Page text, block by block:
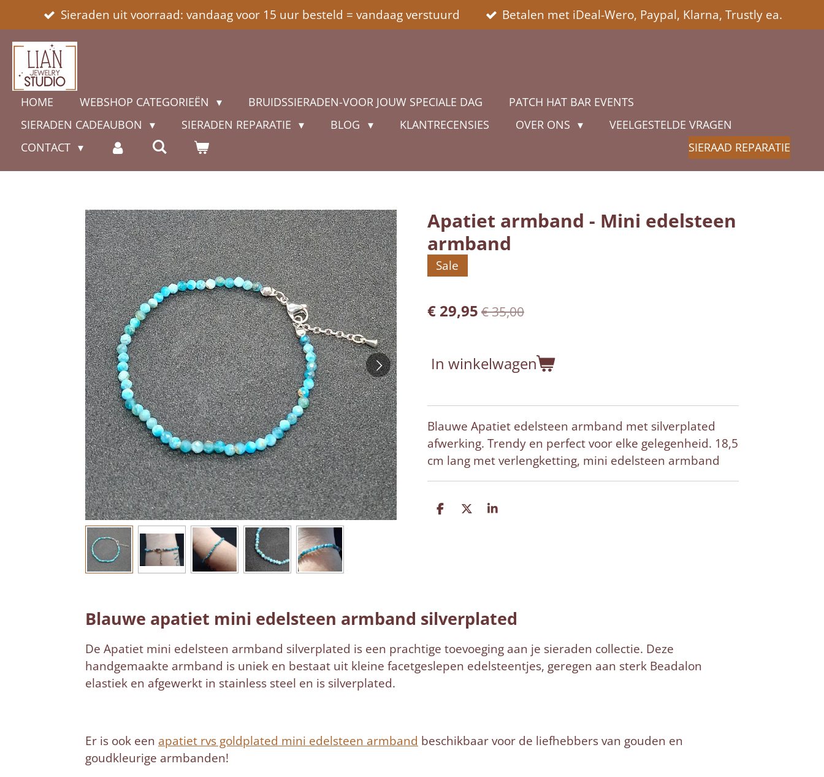
direct
naar
hoofdinhoud
Sieraden uit voorraad: vandaag voor 15 uur besteld = vandaag verstuurd Betalen met iDeal-Wero, Paypal, Klarna, Trustly ea.
HOME WEBSHOP CATEGORIEËN BRUIDSSIERADEN-VOOR JOUW SPECIALE DAG
PATCH HAT BAR EVENTS
SIERADEN CADEAUBON
SIERADEN REPARATIE BLOG KLANTRECENSIES OVER ONS
VEELGESTELDE VRAGEN
CONTACT
SIERAAD REPARATIE
Apatiet armband - Mini edelsteen
armband
Sale
€ 29,95 € 35,00
In winkelwagen
Blauwe Apatiet edelsteen armband met silverplated
afwerking. Trendy en perfect voor elke gelegenheid. 18,5
cm lang met verlengketting, mini edelsteen armband
D
D
S
Blauwe apatiet mini edelsteen armband silverplated
De Apatiet mini edelsteen armband silverplated is een prachtige toevoeging aan je sieraden collectie. Deze
handgemaakte armband is uniek en bestaat uit kleine facetgeslepen edelsteentjes, geregen aan sterk Beadalon
elastiek en afgewerkt in stainless steel en is silverplated.
Er is ook een apatiet rvs goldplated mini edelsteen armband beschikbaar voor de liefhebbers van gouden en
goudkleurige armbanden!